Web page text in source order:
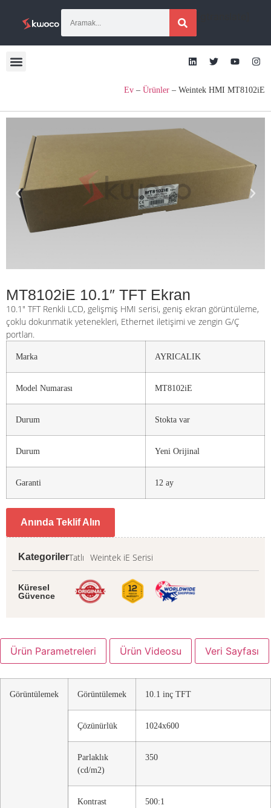
Ev – Ürünler – Weintek HMI MT8102iE
MT8102iE 10.1″ TFT Ekran
10.1″ TFT Renkli LCD, gelişmiş HMI serisi, geniş ekran görüntüleme,
çoklu dokunmatik yetenekleri, Ethernet iletişimi ve zengin G/Ç
portları.
Marka AYRICALIK
Model Numarası MT8102iE
Durum Stokta var
Durum Yeni Orijinal
Garanti 12 ay
Anında Teklif Alın
KategorilerTatlı Weintek iE Serisi
Küresel
Güvence
Ürün Parametreleri Ürün Videosu Veri Sayfası
Görüntülemek Görüntülemek 10.1 inç TFT
Çözünürlük 1024x600
Parlaklık
(cd/m2)
350
Kontrast
500:1